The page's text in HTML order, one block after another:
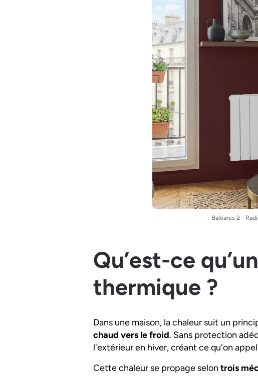
Baléares 2 -
Qu’est-ce
thermique ?
Dans une maison, la chaleur suit un
chaud vers le froid. Sans protection
l'extérieur en hiver, créant ce qu'on
Cette chaleur se propage selon trois